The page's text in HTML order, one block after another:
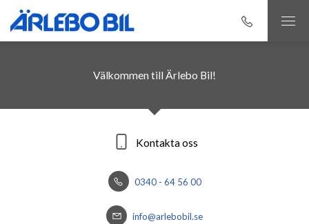
Välkommen till Ärlebo Bil!
Kontakta oss
0340 - 64 56 00
info@arlebobil.se